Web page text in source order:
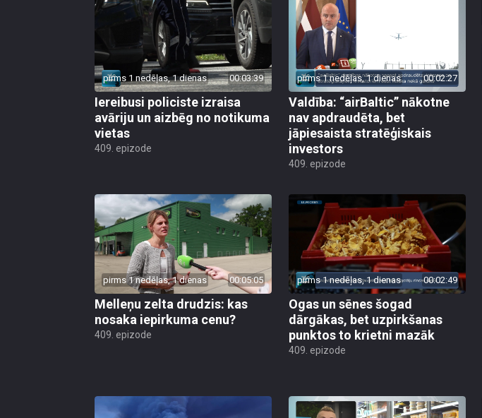
pirms 1 nedēļas, 1 dienas 00:03:39
Iereibusi policiste izraisa
avāriju un aizbēg no notikuma
vietas
409. epizode
pirms 1 nedēļas, 1 dienas 00:02:27
Valdība: “airBaltic” nākotne
nav apdraudēta, bet
jāpiesaista stratēģiskais
investors
409. epizode
pirms 1 nedēļas, 1 dienas 00:05:05
Melleņu zelta drudzis: kas
nosaka iepirkuma cenu?
409. epizode
pirms 1 nedēļas, 1 dienas 00:02:49
Ogas un sēnes šogad
dārgākas, bet uzpirkšanas
punktos to krietni mazāk
409. epizode